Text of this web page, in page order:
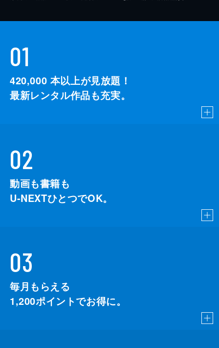
01
420,000 本以上が見放題！
最新レンタル作品も充実。
02
動画も書籍も
U-NEXTひとつでOK。
03
毎月もらえる
1,200ポイントでお得に。